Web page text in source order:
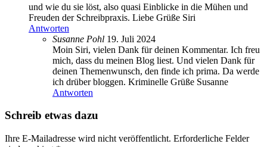
und wie du sie löst, also quasi Einblicke in die Mühen und
Freuden der Schreibpraxis. Liebe Grüße Siri
Antworten
Susanne Pohl 19. Juli 2024
Moin Siri, vielen Dank für deinen Kommentar. Ich freu
mich, dass du meinen Blog liest. Und vielen Dank für
deinen Themenwunsch, den finde ich prima. Da werde
ich drüber bloggen. Kriminelle Grüße Susanne
Antworten
Schreib etwas dazu
Ihre E-Mailadresse wird nicht veröffentlicht. Erforderliche Felder